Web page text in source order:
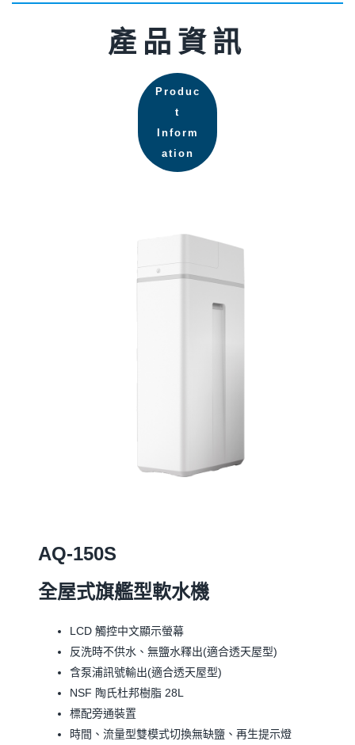
產品資訊
Produc
t
Inform
ation
AQ-150S
全屋式旗艦型軟水機
LCD 觸控中文顯示螢幕
反洗時不供水、無鹽水釋出(適合透天屋型)
含泵浦訊號輸出(適合透天屋型)
NSF 陶氏杜邦樹脂 28L
標配旁通裝置
時間、流量型雙模式切換無缺鹽、再生提示燈